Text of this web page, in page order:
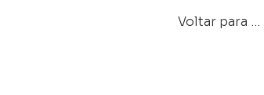
Voltar para …